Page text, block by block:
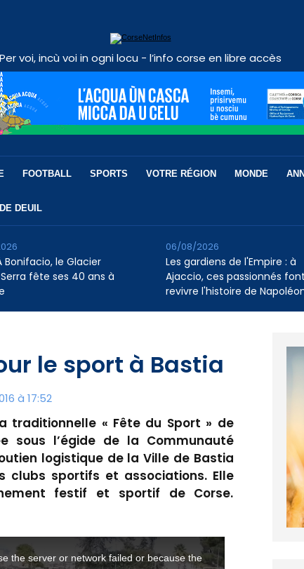
Per voi, incù voi in ogni locu - l’info corse en libre accès
FOOTBALL SPORTS VOTRE RÉGION MONDE
DEUIL
Bonifacio, le Glacier
fête ses 40 ans à
Les gardiens de l'Empire : à
Ajaccio, ces passionnés font
revivre l'histoire de
06/08/2026
le sport à Bastia
à 17:52
traditionnelle « Fête du Sport » de
sous l’égide de la Communauté
logistique de la Ville de Bastia
sportifs et associations. Elle
festif et sportif de Corse.